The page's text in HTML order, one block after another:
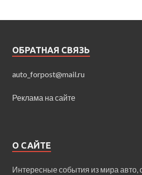
ОБРАТНАЯ СВЯЗЬ
auto_forpost@mail.ru
Реклама на сайте
О САЙТЕ
Интересные события из мира авто,